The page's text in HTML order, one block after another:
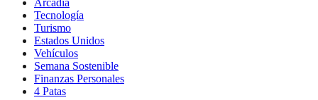
Tecnología
Turismo
Estados Unidos
Vehículos
Semana Sostenible
Finanzas Personales
4 Patas